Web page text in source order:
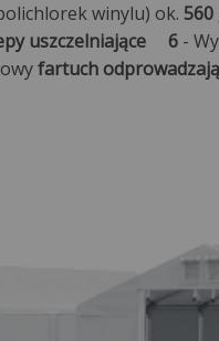
winylu) ok. 560
uszczelniające 6 -
fartuch